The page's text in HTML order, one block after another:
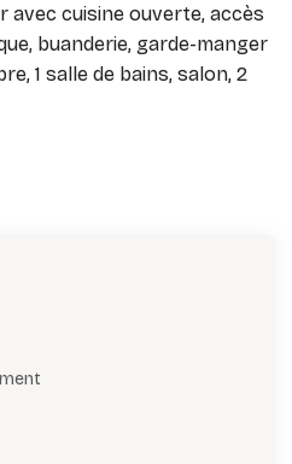
avec cuisine ouverte, accès
buanderie, garde-manger
1 salle de bains, salon, 2